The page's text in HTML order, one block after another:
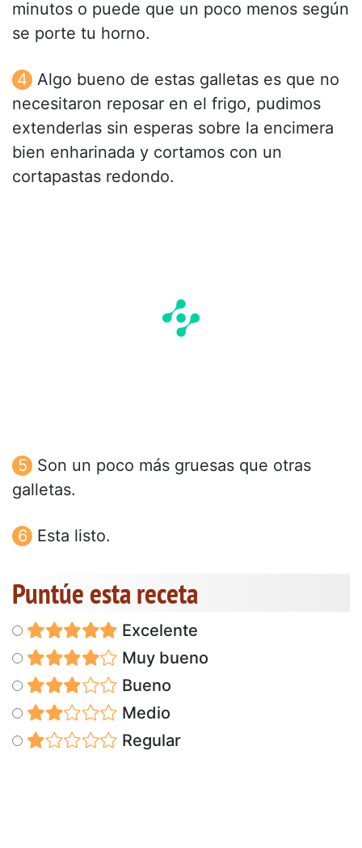
minutos o puede que un poco menos según
se porte tu horno.
Algo bueno de estas galletas es que no
necesitaron reposar en el frigo, pudimos
extenderlas sin esperas sobre la encimera
bien enharinada y cortamos con un
cortapastas redondo.
Son un poco más gruesas que otras
galletas.
Esta listo.
Puntúe esta receta
Excelente
Muy bueno
Bueno
Medio
Regular